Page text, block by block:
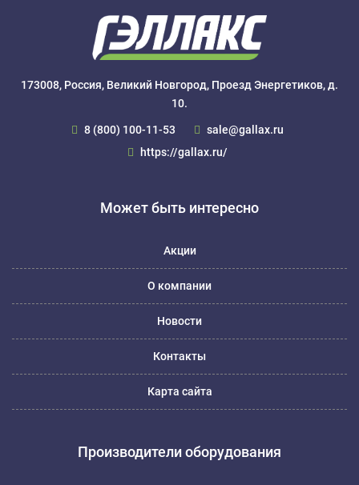
173008, Россия, Великий Новгород, Проезд Энергетиков, д.
10.
8 (800) 100-11-53
sale@gallax.ru
https://gallax.ru/
Может быть интересно
Акции
О компании
Новости
Контакты
Карта сайта
Производители оборудования